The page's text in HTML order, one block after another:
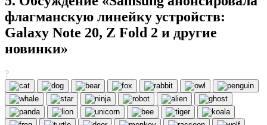
флагманскую линейку устройств:
Galaxy Note 20, Z Fold 2 и другие
новинки»
?